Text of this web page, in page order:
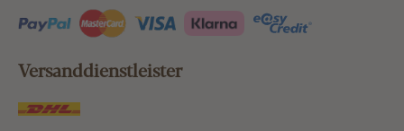
Versanddienstleister